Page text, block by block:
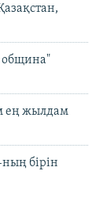
община"
ең жылдам
бірін